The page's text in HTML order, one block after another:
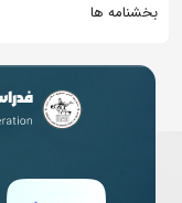
بخشنامه ها